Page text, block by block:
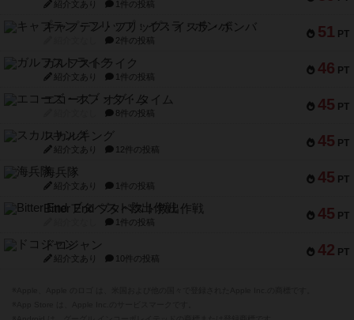
紹介文あり 1件の投稿
51 PT
キャプテン・フリップ：イスラ・ボンバ
2件の投稿
46 PT
ガルフストライク
紹介文あり 1件の投稿
45 PT
エコーズ・オブ・タイム
8件の投稿
45 PT
スカルキング
紹介文あり 12件の投稿
45 PT
海兵隊
紹介文あり 1件の投稿
45 PT
Bitter End ブタペスト救出作戦
1件の投稿
42 PT
ドコジャン
紹介文あり 10件の投稿